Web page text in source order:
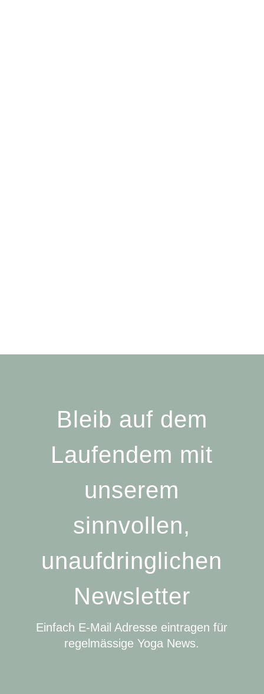
Bleib auf dem
Laufendem mit
unserem
sinnvollen,
unaufdringlichen
Newsletter
Einfach E-Mail Adresse eintragen für
regelmässige Yoga News.